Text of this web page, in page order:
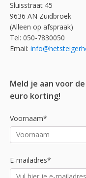
Sluisstraat 45
9636 AN Zuidbroek
(Alleen op afspraak)
Tel: 050-7830050
Email:
Meld je aan voor
euro korting!
Voornaam*
E-mailadres*